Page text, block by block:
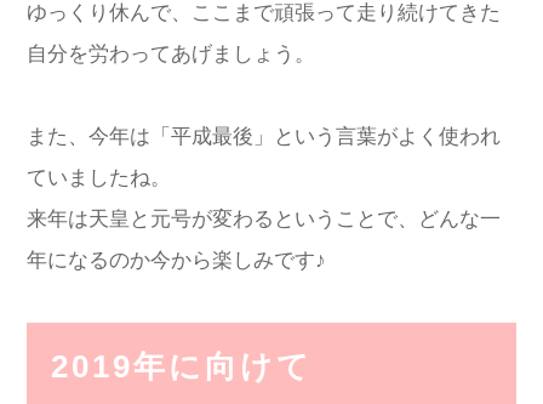
ゆっくり休んで、ここまで頑張って走り続けてきた
自分を労わってあげましょう。
また、今年は「平成最後」という言葉がよく使われ
ていましたね。
来年は天皇と元号が変わるということで、どんな一
年になるのか今から楽しみです♪
2019年に向けて